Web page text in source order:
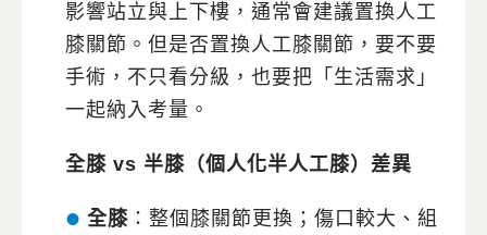
影響站立與上下樓，通常會建議置換人工
膝關節。但是否置換人工膝關節，要不要
手術，不只看分級，也要把「生活需求」
一起納入考量。
全膝 vs 半膝（個人化半人工膝）差異
全膝 ：整個膝關節更換；傷口較大、組